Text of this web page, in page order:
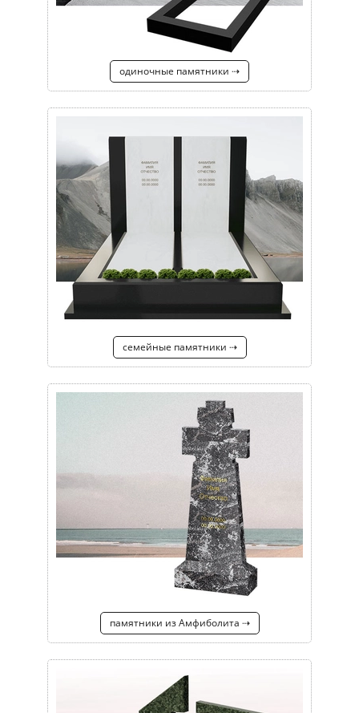
одиночные памятники ⇢
семейные памятники ⇢
памятники из Амфиболита ⇢